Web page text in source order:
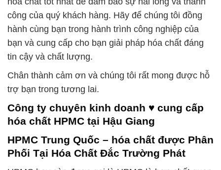
công của quý khách hàng. Hãy để chúng tôi đồng
hành cùng bạn trong hành trình công nghiệp của
bạn và cung cấp cho bạn giải pháp hóa chất đáng
tin cậy và chất lượng.
Chân thành cảm ơn và chúng tôi rất mong được hỗ
trợ bạn trong tương lai.
Công ty chuyên kinh doanh ♥ cung cấp
hóa chất HPMC tại Hậu Giang
HPMC Trung Quốc – hóa chất được Phân
Phối Tại Hóa Chất Đắc Trường Phát